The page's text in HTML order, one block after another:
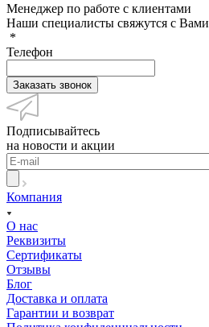
Менеджер по работе с клиентами
Наши специалисты свяжутся с Вами
*
Телефон
Подписывайтесь
на новости и акции
Компания
О нас
Реквизиты
Сертификаты
Отзывы
Блог
Доставка и оплата
Гарантии и возврат